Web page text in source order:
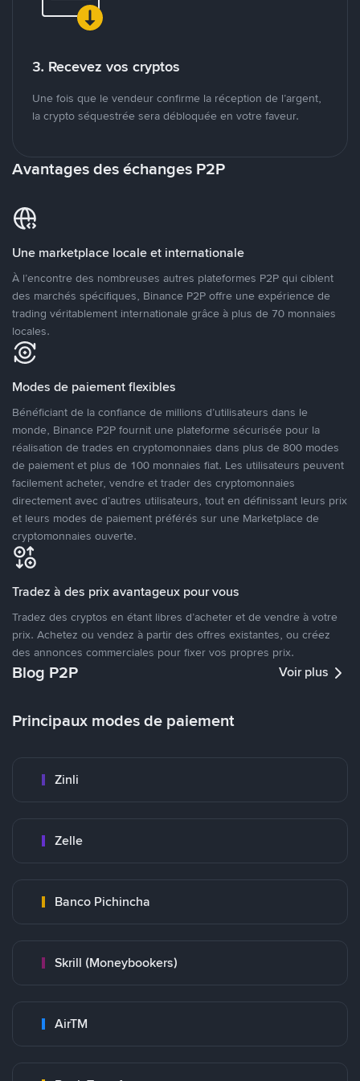
3. Recevez vos cryptos
Une fois que le vendeur confirme la réception de l’argent,
la crypto séquestrée sera débloquée en votre faveur.
Avantages des échanges P2P
Une marketplace locale et internationale
À l’encontre des nombreuses autres plateformes P2P qui ciblent
des marchés spécifiques, Binance P2P offre une expérience de
trading véritablement internationale grâce à plus de 70 monnaies
locales.
Modes de paiement flexibles
Bénéficiant de la confiance de millions d’utilisateurs dans le
monde, Binance P2P fournit une plateforme sécurisée pour la
réalisation de trades en cryptomonnaies dans plus de 800 modes
de paiement et plus de 100 monnaies fiat. Les utilisateurs peuvent
facilement acheter, vendre et trader des cryptomonnaies
directement avec d’autres utilisateurs, tout en définissant leurs prix
et leurs modes de paiement préférés sur une Marketplace de
cryptomonnaies ouverte.
Tradez à des prix avantageux pour vous
Tradez des cryptos en étant libres d’acheter et de vendre à votre
prix. Achetez ou vendez à partir des offres existantes, ou créez
des annonces commerciales pour fixer vos propres prix.
Blog P2P Voir plus
Principaux modes de paiement
Zinli
Zelle
Banco Pichincha
Skrill (Moneybookers)
AirTM